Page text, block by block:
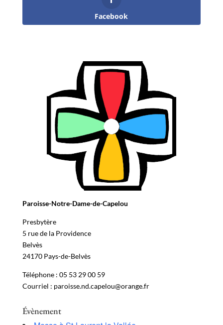
Facebook
Paroisse-Notre-Dame-de-Capelou
Presbytère
5 rue de la Providence
Belvès
24170 Pays-de-Belvès
Téléphone : 05 53 29 00 59
Courriel : paroisse.nd.capelou@orange.fr
Évènement